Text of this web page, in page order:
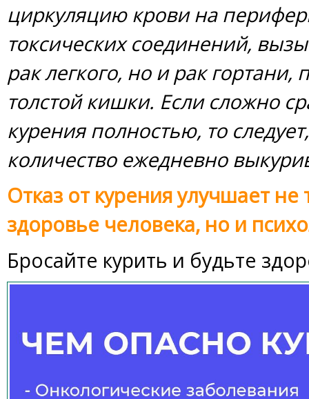
циркуляцию крови на
токсических соединений,
рак легкого, но и рак
толстой кишки. Если сложно
курения полностью, то
количество ежедневно
Отказ от курения улучшает
здоровье человека, но и
Бросайте курить и будьте